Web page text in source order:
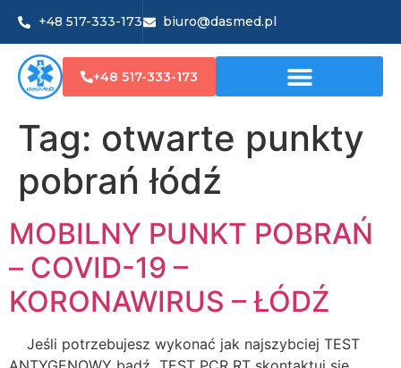
+48 517-333-173 biuro@dasmed.pl
+48 517-333-173
Tag: otwarte punkty
pobrań łódź
MOBILNY PUNKT POBRAŃ
– COVID-19 –
KORONAWIRUS – ŁÓDŹ
Jeśli potrzebujesz wykonać jak najszybciej TEST